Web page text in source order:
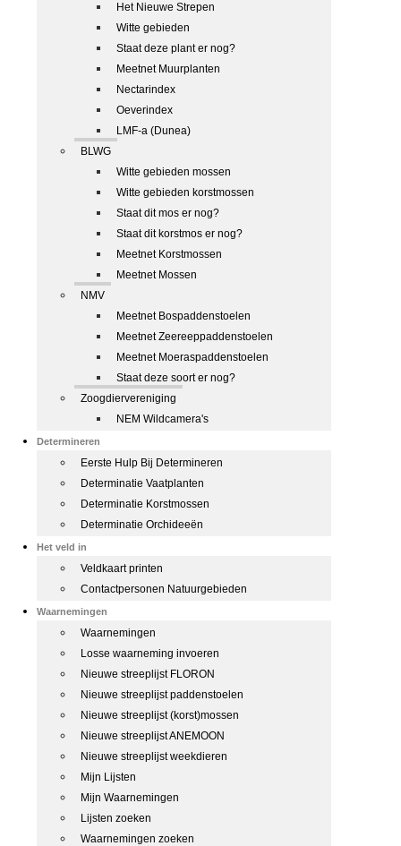
Het Nieuwe Strepen
Witte gebieden
Staat deze plant er nog?
Meetnet Muurplanten
Nectarindex
Oeverindex
LMF-a (Dunea)
BLWG
Witte gebieden mossen
Witte gebieden korstmossen
Staat dit mos er nog?
Staat dit korstmos er nog?
Meetnet Korstmossen
Meetnet Mossen
NMV
Meetnet Bospaddenstoelen
Meetnet Zeereeppaddenstoelen
Meetnet Moeraspaddenstoelen
Staat deze soort er nog?
Zoogdiervereniging
NEM Wildcamera's
Determineren
Eerste Hulp Bij Determineren
Determinatie Vaatplanten
Determinatie Korstmossen
Determinatie Orchideeën
Het veld in
Veldkaart printen
Contactpersonen Natuurgebieden
Waarnemingen
Waarnemingen
Losse waarneming invoeren
Nieuwe streeplijst FLORON
Nieuwe streeplijst paddenstoelen
Nieuwe streeplijst (korst)mossen
Nieuwe streeplijst ANEMOON
Nieuwe streeplijst weekdieren
Mijn Lijsten
Mijn Waarnemingen
Lijsten zoeken
Waarnemingen zoeken